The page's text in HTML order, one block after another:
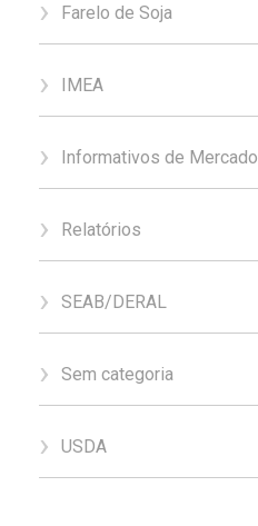
Farelo de Soja
IMEA
Informativos de Mercado
Relatórios
SEAB/DERAL
Sem categoria
USDA